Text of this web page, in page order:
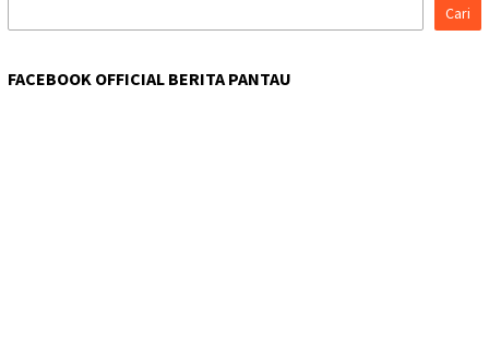
Cari
FACEBOOK OFFICIAL BERITA PANTAU